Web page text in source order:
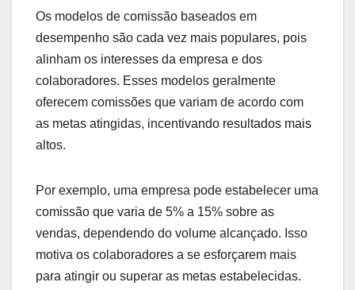
Quais são as inovações
futuras nos modelos de
comissão?
As inovações futuras nos modelos de comissão
estão focadas em maior transparência,
adotando tecnologias que permitem ajustes em
tempo real e modelos mais dinâmicos, adaptando-
se às necessidades do mercado e dos
colaboradores.